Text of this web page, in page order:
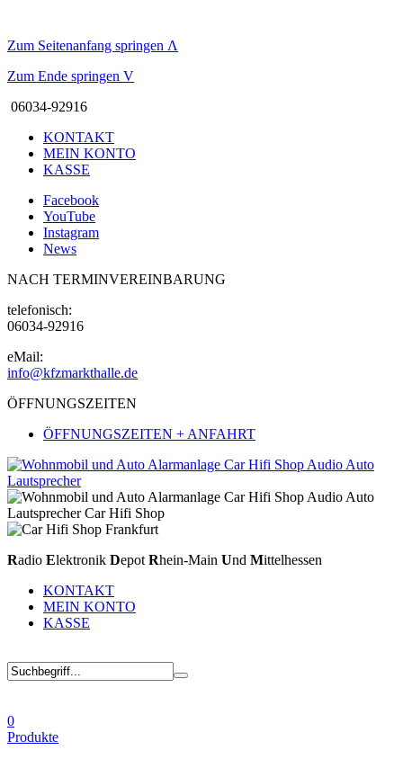
Zum Seitenanfang springen Λ
Zum Ende springen V
06034-92916
KONTAKT
MEIN KONTO
KASSE
Facebook
YouTube
Instagram
News
NACH TERMINVEREINBARUNG
telefonisch:
06034-92916
eMail:
info@kfzmarkthalle.de
ÖFFNUNGSZEITEN
ÖFFNUNGSZEITEN + ANFAHRT
Radio Elektronik Depot Rhein-Main Und Mittelhessen
KONTAKT
MEIN KONTO
KASSE
0
Produkte